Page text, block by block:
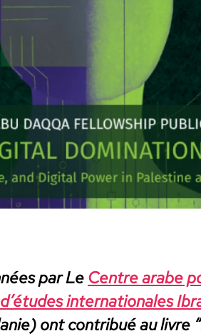
par LeCen­tre arabe
inter­na­tionales
ont con­tribué au livre